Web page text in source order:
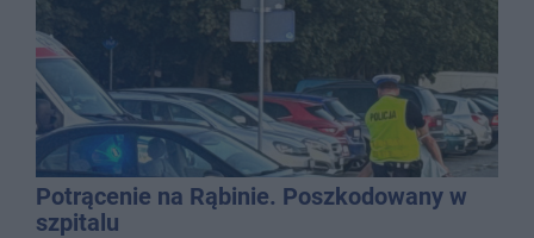
Potrącenie na Rąbinie. Poszkodowany w
szpitalu